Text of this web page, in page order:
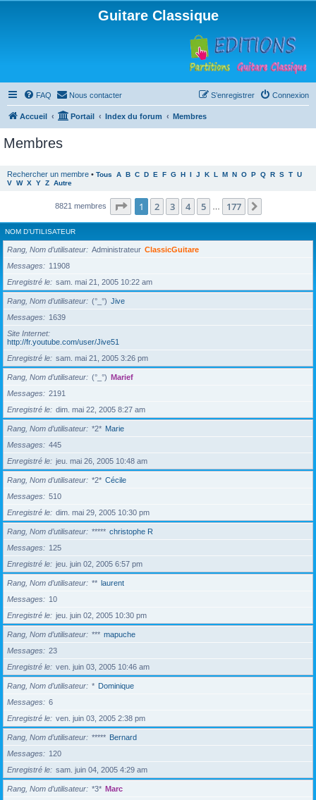
Guitare Classique
FAQ Nous contacter Connexion
S’enregistrer
Accueil Portail Index du forum Membres
Membres
Rechercher un membre • Tous A B C D E F G H I J K L M N O P Q R S T U
V W X Y Z Autre
8821 membres Page 1sur177
1 2 3 4 5 177
NOM D’UTILISATEUR
Rang, Nom d’utilisateur Administrateur ClassicGuitare
Messages
11908
Enregistré le
sam. mai 21, 2005 10:22 am
Rang, Nom d’utilisateur (°_°) Jive
Messages
1639
Site Internet
http://fr.youtube.com/user/Jive51
Enregistré le
sam. mai 21, 2005 3:26 pm
Rang, Nom d’utilisateur (°_°) Marief
Messages
2191
Enregistré le
dim. mai 22, 2005 8:27 am
Rang, Nom d’utilisateur *2* Marie
Messages
445
Enregistré le
jeu. mai 26, 2005 10:48 am
Rang, Nom d’utilisateur *2* Cécile
Messages
510
Enregistré le
dim. mai 29, 2005 10:30 pm
Rang, Nom d’utilisateur ***** christophe R
Messages
125
Enregistré le
jeu. juin 02, 2005 6:57 pm
Rang, Nom d’utilisateur ** laurent
Messages
10
Enregistré le
jeu. juin 02, 2005 10:30 pm
Rang, Nom d’utilisateur *** mapuche
Messages
23
Enregistré le
ven. juin 03, 2005 10:46 am
Rang, Nom d’utilisateur * Dominique
Messages
6
Enregistré le
ven. juin 03, 2005 2:38 pm
Rang, Nom d’utilisateur ***** Bernard
Messages
120
Enregistré le
sam. juin 04, 2005 4:29 am
Rang, Nom d’utilisateur *3* Marc